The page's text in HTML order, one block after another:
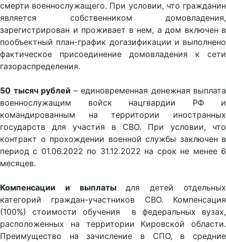
смерти военнослужащего. При условии, что гражданин
является собственником домовладения,
зарегистрирован и проживает в нем, а дом включен в
пообъектный план-график догазификации и выполнено
фактическое присоединение домовладения к сети
газораспределения.
50 тысяч рублей – единовременная денежная выплата
военнослужащим войск нацгвардии РФ и
командированным на территории иностранных
государств для участия в СВО. При условии, что
контракт о прохождении военной службы заключен в
период с 01.06.2022 по 31.12.2022 на срок не менее 6
месяцев.
Компенсации и выплатыдля детей отдельных
категорий граждан-участников СВО. Компенсация
(100%) стоимости обучения в федеральных вузах,
расположенных на территории Кировской области.
Преимущество на зачисление в СПО, в средние